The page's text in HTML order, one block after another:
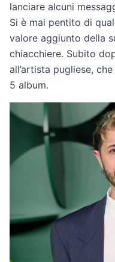
lanciare alcuni
Si è mai pentito di
valore aggiunto della
chiacchiere. Subito
all’artista pugliese,
5 album.